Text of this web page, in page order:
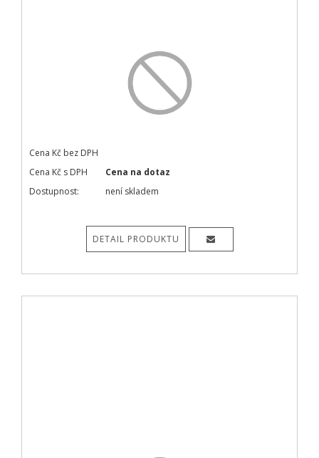
Cena Kč bez DPH
Cena Kč s DPH
Cena na dotaz
Dostupnost:
není skladem
DETAIL PRODUKTU